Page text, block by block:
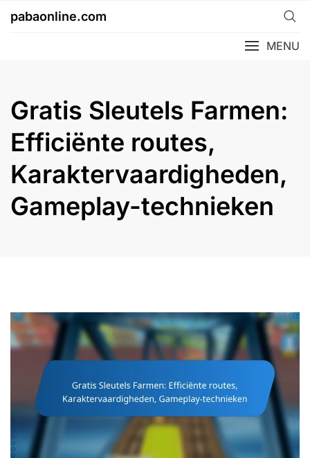
pabaonline.com
MENU
Gratis Sleutels Farmen:
Efficiënte routes,
Karaktervaardigheden,
Gameplay-technieken